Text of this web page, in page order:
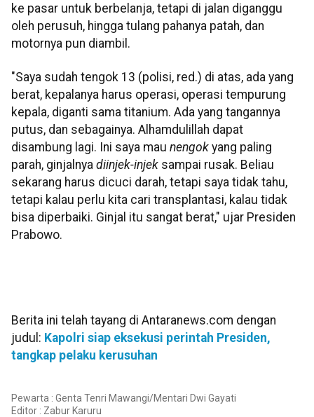
ke pasar untuk berbelanja, tetapi di jalan diganggu
oleh perusuh, hingga tulang pahanya patah, dan
motornya pun diambil.
"Saya sudah tengok 13 (polisi, red.) di atas, ada yang
berat, kepalanya harus operasi, operasi tempurung
kepala, diganti sama titanium. Ada yang tangannya
putus, dan sebagainya. Alhamdulillah dapat
disambung lagi. Ini saya mau nengok yang paling
parah, ginjalnya diinjek-injek sampai rusak. Beliau
sekarang harus dicuci darah, tetapi saya tidak tahu,
tetapi kalau perlu kita cari transplantasi, kalau tidak
bisa diperbaiki. Ginjal itu sangat berat," ujar Presiden
Prabowo.
Berita ini telah tayang di Antaranews.com dengan
judul: Kapolri siap eksekusi perintah Presiden,
tangkap pelaku kerusuhan
Pewarta : Genta Tenri Mawangi/Mentari Dwi Gayati
Editor : Zabur Karuru